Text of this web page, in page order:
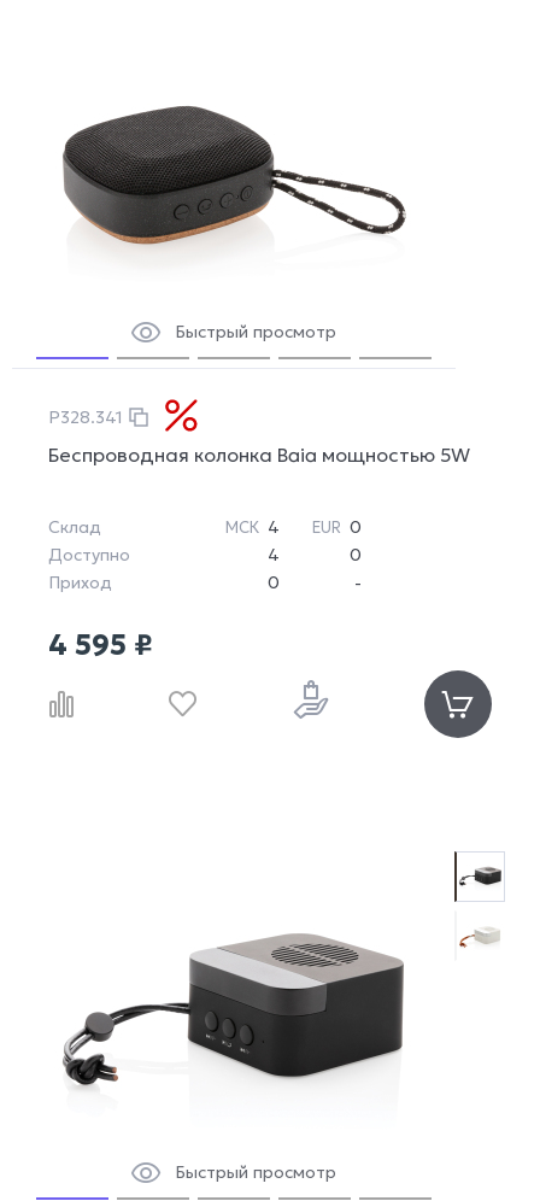
Быстрый просмотр
P328.341
Беспроводная колонка Baia мощностью 5W
Склад МСК 4 EUR 0
Доступно
4
0
Приход
0 -
4 595 ₽
Быстрый просмотр